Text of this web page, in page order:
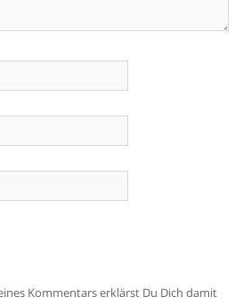
Kommentars erklärst Du Dich damit